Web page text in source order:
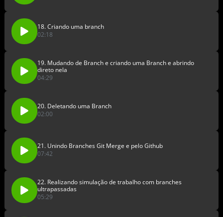
18. Criando uma branch
02:18
19. Mudando de Branch e criando uma Branch e abrindo
direto nela
04:29
20. Deletando uma Branch
02:00
21. Unindo Branches Git Merge e pelo Github
07:42
22. Realizando simulação de trabalho com branches
ultrapassadas
05:29